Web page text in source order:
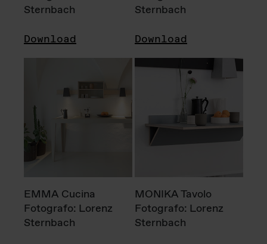
Sternbach
Download
Sternbach
Download
EMMA Cucina
Fotografo: Lorenz
Sternbach
MONIKA Tavolo
Fotografo: Lorenz
Sternbach